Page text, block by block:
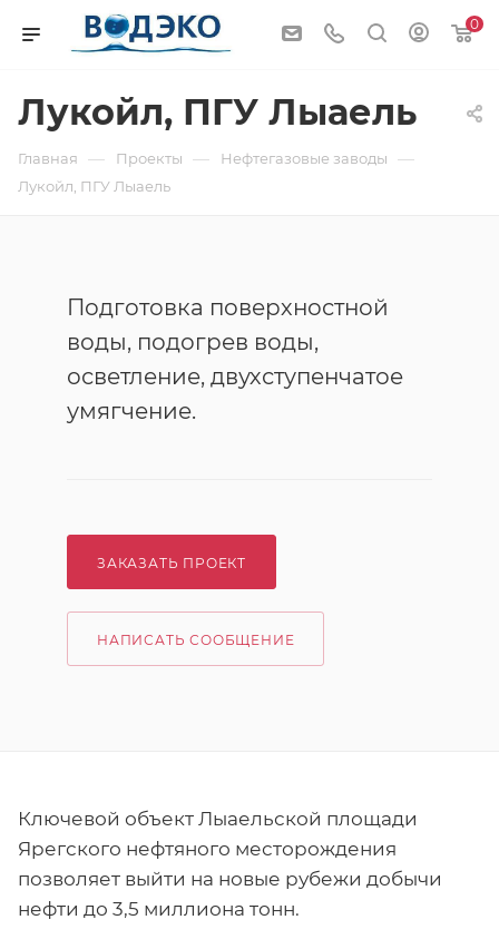
0
Лукойл, ПГУ Лыаель
Главная — Проекты — Нефтегазовые заводы —
Лукойл, ПГУ Лыаель
Подготовка поверхностной
воды, подогрев воды,
осветление, двухступенчатое
умягчение.
ЗАКАЗАТЬ ПРОЕКТ
НАПИСАТЬ СООБЩЕНИЕ
Ключевой объект Лыаельской площади
Ярегского нефтяного месторождения
позволяет выйти на новые рубежи добычи
нефти до 3,5 миллиона тонн.